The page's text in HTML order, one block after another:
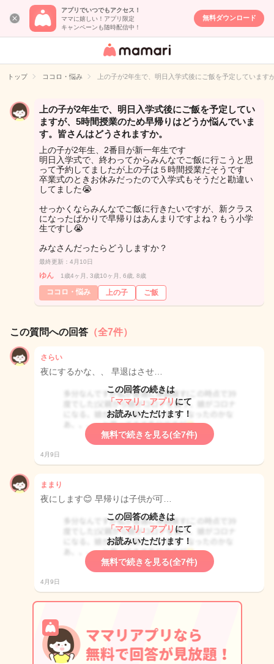
アプリでいつでもアクセス！
ママに嬉しい！アプリ限定
キャンペーンも随時配信中！
無料ダウンロード
女性専用匿名QA
イト
トップ ココロ・悩み 上の子が2年生で、明日入学式後にご飯を予定していま
上の子が2年生で、明日入学式後にご飯を予定してい
ますが、5時間授業のため早帰りはどうか悩んでいま
す。皆さんはどうされますか。
上の子が2年生、2番目が新一年生です
明日入学式で、終わってからみんなでご飯に行こうと思
って予約してましたが上の子は５時間授業だそうです
卒業式のときお休みだったので入学式もそうだと勘違い
してました😭
せっかくならみんなでご飯に行きたいですが、新クラス
になったばかりで早帰りはあんまりですよね？もう小学
生ですし😭
みなさんだったらどうしますか？
最終更新：4月10日
ゆん 1歳4ヶ月, 3歳10ヶ月, 6歳, 8歳
ココロ・悩み 上の子 ご飯
この質問への回答 （全7件）
さらい
夜にするかな、、 早退はさせ…
この回答の続きは
「ママリ」アプリ にて
お読みいただけます！
無料で続きを見る(全7件)
4月9日
ままり
夜にします😊 早帰りは子供が可…
この回答の続きは
「ママリ」アプリ にて
お読みいただけます！
無料で続きを見る(全7件)
4月9日